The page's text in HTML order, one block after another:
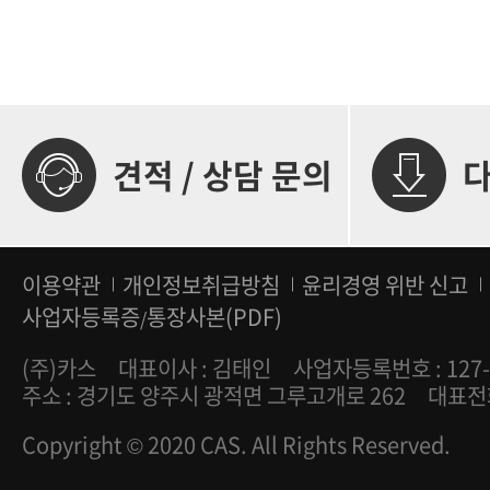
견적 / 상담 문의
이용약관 개인정보취급방침
윤리경영 위반 신고
사업자등록증/통장사본(PDF)
(주)카스
대표이사 : 김태인
사업자등록번호 :
주소 : 경기도 양주시 광적면 그루고개로 262
대표
Copyright © 2020 CAS. All Rights Reserved.